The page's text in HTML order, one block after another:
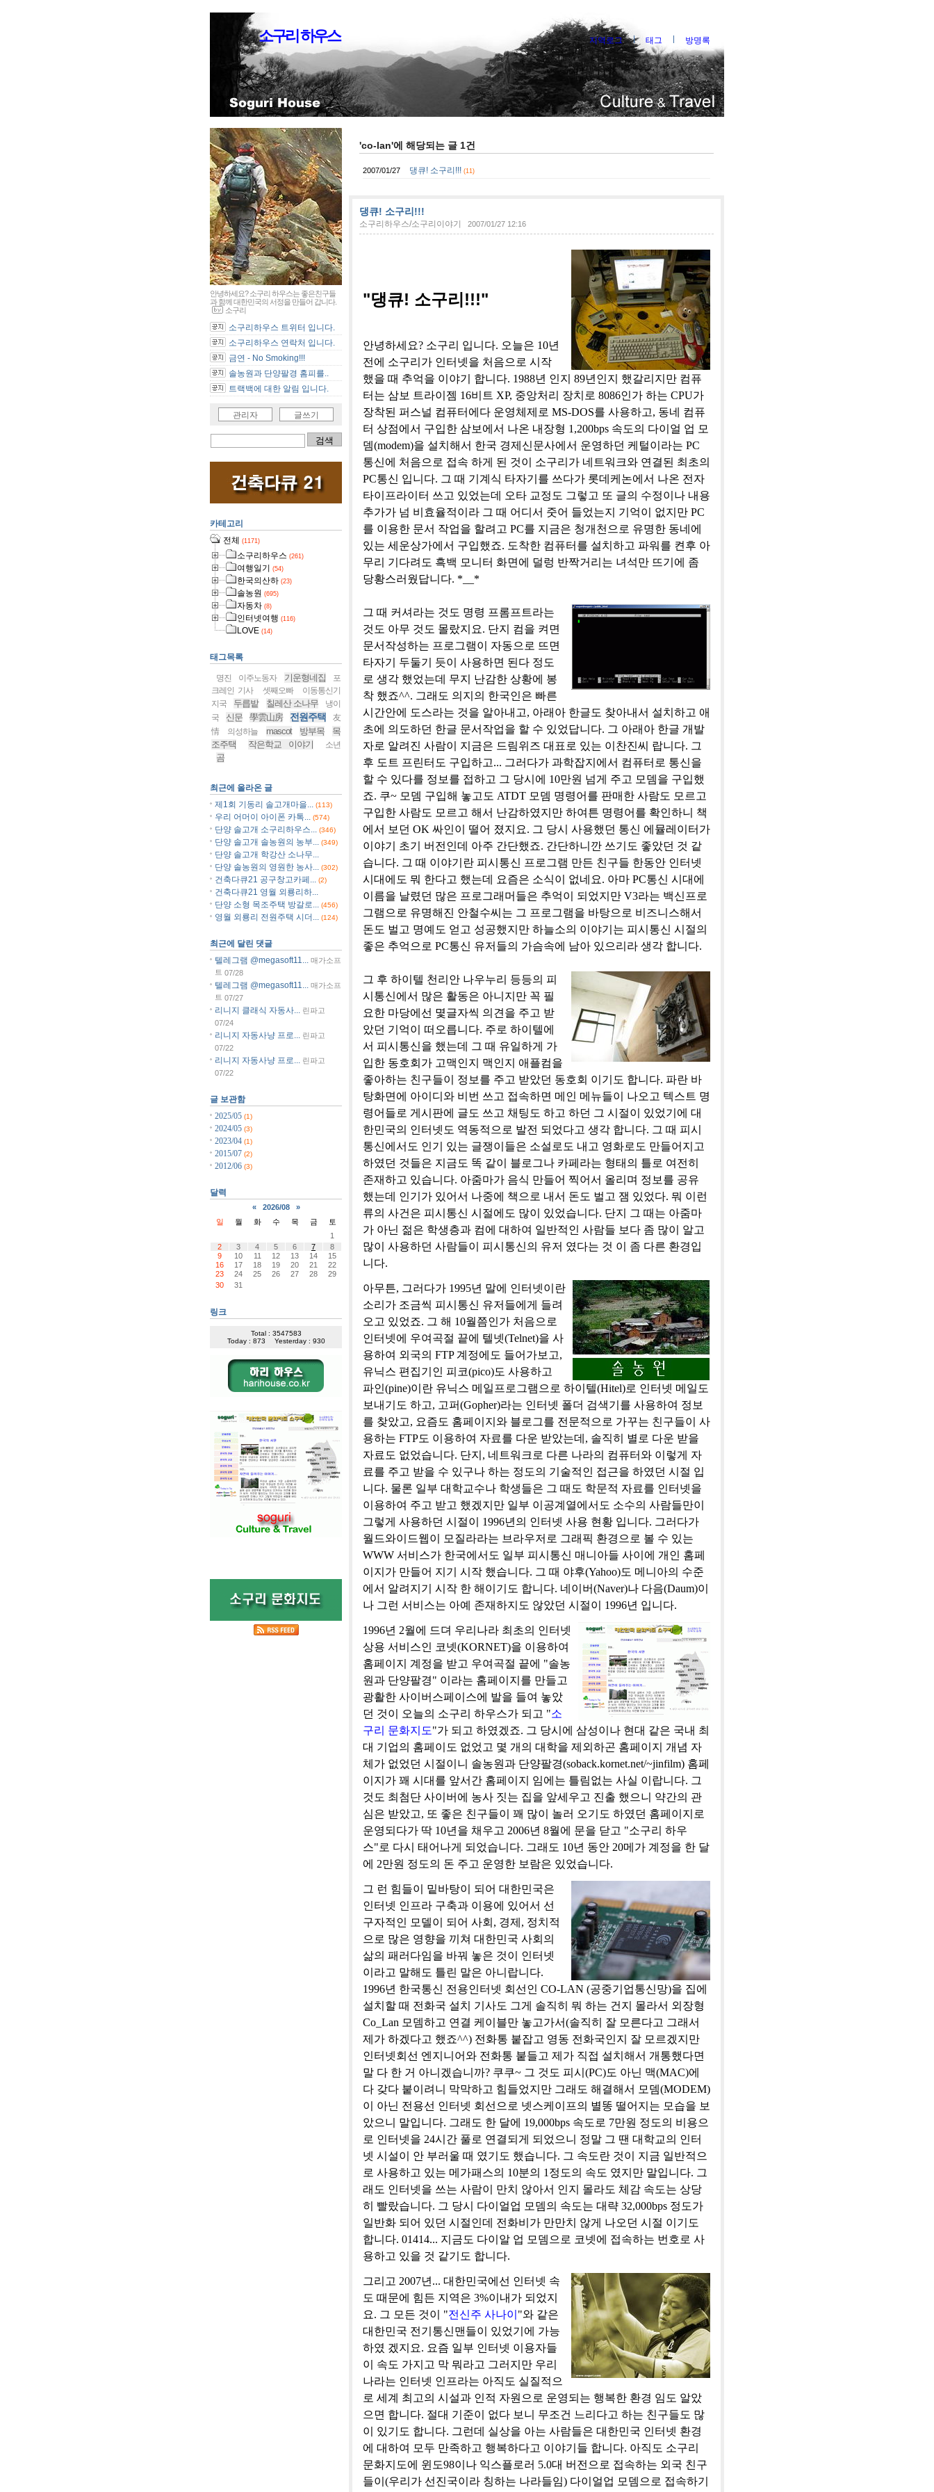
소구리 하우스 지역로그 태그 방명록
'co-lan'에 해당되는 글 1건
2007/01/27 댕큐! 소구리!!! (11)
댕큐! 소구리!!!
소구리하우스/소구리이야기 2007/01/27 12:16
"댕큐! 소구리!!!"
안녕하세요? 소구리 입니다. 오늘은 10년
전에 소구리가 인터넷을 처음으로 시작
했을 때 추억을 이야기 합니다. 1988년 인지 89년인지 했갈리지만 컴퓨
터는 삼보 트라이젬 16비트 XP, 중앙처리 장치로 8086인가 하는 CPU가
장착된 퍼스널 컴퓨터에다 운영체제로 MS-DOS를 사용하고, 동네 컴퓨
터 상점에서 구입한 삼보에서 나온 내장형 1,200bps 속도의 다이얼 업 모
뎀(modem)을 설치해서 한국 경제신문사에서 운영하던 케털이라는 PC
통신에 처음으로 접속 하게 된 것이 소구리가 네트워크와 연결된 최초의
PC통신 입니다. 그 때 기계식 타자기를 쓰다가 롯데케논에서 나온 전자
타이프라이터 쓰고 있었는데 오타 교정도 그렇고 또 글의 수정이나 내용
추가가 넘 비효율적이라 그 때 어디서 줏어 들었는지 기억이 없지만 PC
를 이용한 문서 작업을 할려고 PC를 지금은 청개천으로 유명한 동네에
있는 세운상가에서 구입했죠. 도착한 컴퓨터를 설치하고 파워를 켠후 아
무리 기다려도 흑백 모니터 화면에 덜렁 반짝거리는 녀석만 뜨기에 좀
당황스러웠답니다. *__*
그 때 커셔라는 것도 명령 프롬프트라는
것도 아무 것도 몰랐지요. 단지 컴을 켜면
문서작성하는 프로그램이 자동으로 뜨면
타자기 두둘기 듯이 사용하면 된다 정도
로 생각 했었는데 무지 난감한 상황에 봉
착 했죠^^. 그래도 의지의 한국인은 빠른
시간안에 도스라는 것을 알아내고, 아래아 한글도 찾아내서 설치하고 애
초에 의도하던 한글 문서작업을 할 수 있었답니다. 그 아래아 한글 개발
자로 알려진 사람이 지금은 드림위즈 대표로 있는 이찬진씨 랍니다. 그
후 도트 프린터도 구입하고... 그러다가 과학잡지에서 컴퓨터로 통신을
할 수 있다를 정보를 접하고 그 당시에 10만원 넘게 주고 모뎀을 구입했
죠. 쿠~ 모뎀 구입해 놓고도 ATDT 모뎀 명령어를 판매한 사람도 모르고
구입한 사람도 모르고 해서 난감하였지만 하여튼 명령어를 확인하니 책
에서 보던 OK 싸인이 떨어 졌지요. 그 당시 사용했던 통신 에뮬레이터가
이야기 초기 버전인데 아주 간단했죠. 간단하니깐 쓰기도 좋았던 것 같
습니다. 그 때 이야기란 피시통신 프로그램 만든 친구들 한동안 인터넷
시대에도 뭐 한다고 했는데 요즘은 소식이 없네요. 아마 PC통신 시대에
이름을 날렸던 많은 프로그래머들은 추억이 되었지만 V3라는 백신프로
그램으로 유명해진 안철수씨는 그 프로그램을 바탕으로 비즈니스해서
돈도 벌고 명예도 얻고 성공했지만 하늘소의 이야기는 피시통신 시절의
좋은 추억으로 PC통신 유저들의 가슴속에 남아 있으리라 생각 합니다.
그 후 하이텔 천리안 나우누리 등등의 피
시통신에서 많은 활동은 아니지만 꼭 필
요한 마당에선 몇글자씩 의견을 주고 받
았던 기억이 떠오릅니다. 주로 하이텔에
서 피시통신을 했는데 그 때 유일하게 가
입한 동호회가 고맥인지 맥인지 애플컴을
좋아하는 친구들이 정보를 주고 받았던 동호회 이기도 합니다. 파란 바
탕화면에 아이디와 비번 쓰고 접속하면 메인 메뉴들이 나오고 텍스트 명
령어들로 게시판에 글도 쓰고 채팅도 하고 하던 그 시절이 있었기에 대
한민국의 인터넷도 역동적으로 발전 되었다고 생각 합니다. 그 때 피시
통신에서도 인기 있는 글쟁이들은 소설로도 내고 영화로도 만들어지고
하였던 것들은 지금도 똑 같이 블로그나 카페라는 형태의 틀로 여전히
존재하고 있습니다. 아줌마가 음식 만들어 찍어서 올리며 정보를 공유
했는데 인기가 있어서 나중에 책으로 내서 돈도 벌고 잼 있었다. 뭐 이런
류의 사건은 피시통신 시절에도 많이 있었습니다. 단지 그 때는 아줌마
가 아닌 젊은 학생층과 컴에 대하여 일반적인 사람들 보다 좀 많이 알고
많이 사용하던 사람들이 피시통신의 유저 였다는 것 이 좀 다른 환경입
니다.
아무튼, 그러다가 1995년 말에 인터넷이란
소리가 조금씩 피시통신 유저들에게 들려
오고 있었죠. 그 해 10월쯤인가 처음으로
인터넷에 우여곡절 끝에 텔넷(Telnet)을 사
용하여 외국의 FTP 계정에도 들어가보고,
유닉스 편집기인 피코(pico)도 사용하고
파인(pine)이란 유닉스 메일프로그램으로 하이텔(Hitel)로 인터넷 메일도
보내기도 하고, 고퍼(Gopher)라는 인터넷 폴더 검색기를 사용하여 정보
를 찾았고, 요즘도 홈페이지와 블로그를 전문적으로 가꾸는 친구들이 사
용하는 FTP도 이용하여 자료를 다운 받았는데, 솔직히 별로 다운 받을
자료도 없었습니다. 단지, 네트워크로 다른 나라의 컴퓨터와 이렇게 자
료를 주고 받을 수 있구나 하는 정도의 기술적인 접근을 하였던 시절 입
니다. 물론 일부 대학교수나 학생들은 그 때도 학문적 자료를 인터넷을
이용하여 주고 받고 했겠지만 일부 이공계열에서도 소수의 사람들만이
그렇게 사용하던 시절이 1996년의 인터넷 사용 현황 입니다. 그러다가
월드와이드웹이 모질라라는 브라우저로 그래픽 환경으로 볼 수 있는
WWW 서비스가 한국에서도 일부 피시통신 매니아들 사이에 개인 홈페
이지가 만들어 지기 시작 했습니다. 그 때 야후(Yahoo)도 메니아의 수준
에서 알려지기 시작 한 해이기도 합니다. 네이버(Naver)나 다음(Daum)이
나 그런 서비스는 아예 존재하지도 않았던 시절이 1996년 입니다.
1996년 2월에 드뎌 우리나라 최초의 인터넷
상용 서비스인 코넷(KORNET)을 이용하여
홈페이지 계정을 받고 우여곡절 끝에 "솔농
원과 단양팔경" 이라는 홈페이지를 만들고
광활한 사이버스페이스에 발을 들여 놓았
던 것이 오늘의 소구리 하우스가 되고 "소
구리 문화지도"가 되고 하였겠죠. 그 당시에 삼성이나 현대 같은 국내 최
대 기업의 홈페이도 없었고 몇 개의 대학을 제외하곤 홈페이지 개념 자
체가 없었던 시절이니 솔농원과 단양팔경(soback.kornet.net/~jinfilm) 홈페
이지가 꽤 시대를 앞서간 홈페이지 임에는 틀림없는 사실 이랍니다. 그
것도 최첨단 사이버에 농사 짓는 집을 앞세우고 진출 했으니 약간의 관
심은 받았고, 또 좋은 친구들이 꽤 많이 놀러 오기도 하였던 홈페이지로
운영되다가 딱 10년을 채우고 2006년 8월에 문을 닫고 "소구리 하우
스"로 다시 태어나게 되었습니다. 그래도 10년 동안 20메가 계정을 한 달
에 2만원 정도의 돈 주고 운영한 보람은 있었습니다.
그 런 힘들이 밑바탕이 되어 대한민국은
인터넷 인프라 구축과 이용에 있어서 선
구자적인 모델이 되어 사회, 경제, 정치적
으로 많은 영향을 끼쳐 대한민국 사회의
삶의 패러다임을 바꿔 놓은 것이 인터넷
이라고 말해도 틀린 말은 아니랍니다.
1996년 한국통신 전용인터넷 회선인 CO-LAN (공중기업통신망)을 집에
설치할 때 전화국 설치 기사도 그게 솔직히 뭐 하는 건지 몰라서 외장형
Co_Lan 모뎀하고 연결 케이블만 놓고가서(솔직히 잘 모른다고 그래서
제가 하겠다고 했죠^^) 전화통 붙잡고 영동 전화국인지 잘 모르겠지만
인터넷회선 엔지니어와 전화통 붙들고 제가 직접 설치해서 개통했다면
말 다 한 거 아니겠습니까? 쿠쿠~ 그 것도 피시(PC)도 아닌 맥(MAC)에
다 갖다 붙이려니 막막하고 힘들었지만 그래도 해결해서 모뎀(MODEM)
이 아닌 전용선 인터넷 회선으로 넷스케이프의 별똥 떨어지는 모습을 보
았으니 말입니다. 그래도 한 달에 19,000bps 속도로 7만원 정도의 비용으
로 인터넷을 24시간 풀로 연결되게 되었으니 정말 그 땐 대학교의 인터
넷 시설이 안 부러울 때 였기도 했습니다. 그 속도란 것이 지금 일반적으
로 사용하고 있는 메가패스의 10분의 1정도의 속도 였지만 말입니다. 그
래도 인터넷을 쓰는 사람이 만치 않아서 인지 몰라도 체감 속도는 상당
히 빨랐습니다. 그 당시 다이얼업 모뎀의 속도는 대략 32,000bps 정도가
일반화 되어 있던 시절인데 전화비가 만만치 않게 나오던 시절 이기도
합니다. 01414... 지금도 다이알 업 모뎀으로 코넷에 접속하는 번호로 사
용하고 있을 것 같기도 합니다.
그리고 2007년... 대한민국에선 인터넷 속
도 때문에 힘든 지역은 3%이내가 되었지
요. 그 모든 것이 "전신주 사나이 "와 같은
대한민국 전기통신맨들이 있었기에 가능
하였 겠지요. 요즘 일부 인터넷 이용자들
이 속도 가지고 막 뭐라고 그러지만 우리
나라는 인터넷 인프라는 아직도 실질적으
로 세계 최고의 시설과 인적 자원으로 운영되는 행복한 환경 임도 알았
으면 합니다. 절대 기준이 없다 보니 무조건 느리다고 하는 친구들도 많
이 있기도 합니다. 그런데 실상을 아는 사람들은 대한민국 인터넷 환경
에 대하여 모두 만족하고 행복하다고 이야기들 합니다. 아직도 소구리
문화지도에 윈도98이나 익스플로러 5.0대 버전으로 접속하는 외국 친구
들이(우리가 선진국이라 칭하는 나라들임) 다이얼업 모뎀으로 접속하기
안녕하세요? 소구리 하우스는 좋은친구들
과 함께 대한민국의 서정을 만들어 갑니다.
소구리
소구리하우스 트위터 입니다.
소구리하우스 연락처 입니다.
금연 - No Smoking!!!
솔농원과 단양팔경 홈피를..
트랙백에 대한 알림 입니다.
관리자 글쓰기
카테고리
전체 (1171)
소구리하우스 (261)
여행일기 (54)
한국의산하 (23)
솔농원 (695)
자동차 (8)
인터넷여행 (116)
LOVE (14)
태그목록
명진 이주노동자 기운형네집
포
크레인 기사
셋째오빠
이동통신기
지국
두릅밭 칠레산 소나무
냉이
국
신문 學雲山房 전원주택
友
情
의성하늘 mascot 방부목
목
조주택
작은학교 이야기 소년
곰
최근에 올라온 글
제1회 기동리 솔고개마을...
(113)
우리 어머이 아이폰 카톡... (574)
단양 솔고개 소구리하우스... (346)
단양 솔고개 솔농원의 농부... (349)
단양 솔고개 학강산 소나무...
단양 솔농원의 영원한 농사...
(302)
건축다큐21 공구창고카페... (2)
건축다큐21 영월 외룡리하...
단양 소형 목조주택 방갈로...
(456)
영월 외룡리 전원주택 시더... (124)
최근에 달린 댓글
텔레그램 @megasoft11...
매가소프
트 07/28
텔레그램 @megasoft11... 매가소프
트 07/27
리니지 클래식 자동사...
린파고
07/24
리니지 자동사냥 프로...
린파고
07/22
리니지 자동사냥 프로...
린파고
07/22
글 보관함
2025/05 (1)
2024/05 (3)
2023/04 (1)
2015/07 (2)
2012/06 (3)
달력
« 2026/08
»
일
월 화 수 목 금
토
1
2
3 4 5 6 7
8
9
10 11 12 13 14
15
16
17 18 19 20 21
22
23
24 25 26 27 28
29
30
31
링크
Total : 3547583
Today : 873
Yesterday : 930